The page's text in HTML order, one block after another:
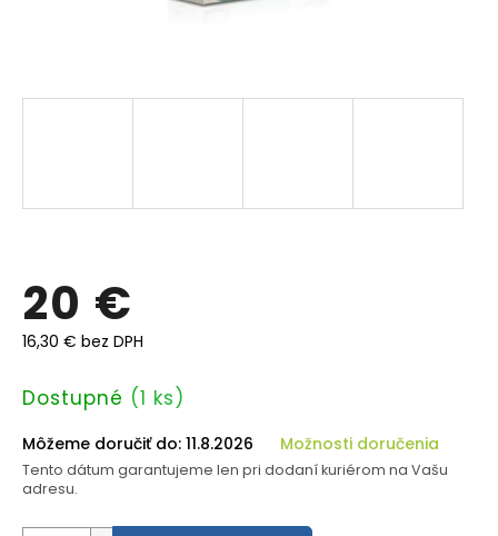
20 €
16,30 € bez DPH
Jednotková
Dostupné (1 ks)
Môžeme doručiť do: 11.8.2026 Možnosti doručenia
Tento dátum garantujeme len pri dodaní kuriérom na Vašu
adresu.